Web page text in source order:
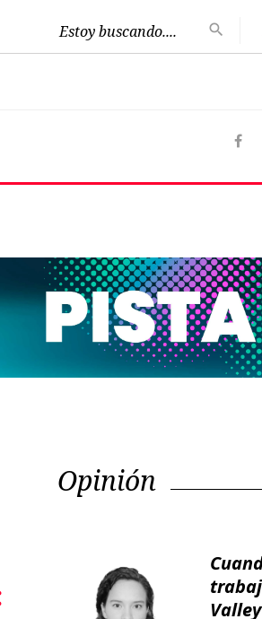
Estoy buscando....
Opinión
Valley